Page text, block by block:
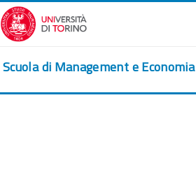
Перейти к основному содержанию
Scuola di Management e Economia